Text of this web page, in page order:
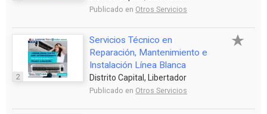
Publicado en Otros Servicios
2
Servicios Técnico en
Reparación, Mantenimiento e
Instalación Línea Blanca
Distrito Capital, Libertador
Publicado en Otros Servicios